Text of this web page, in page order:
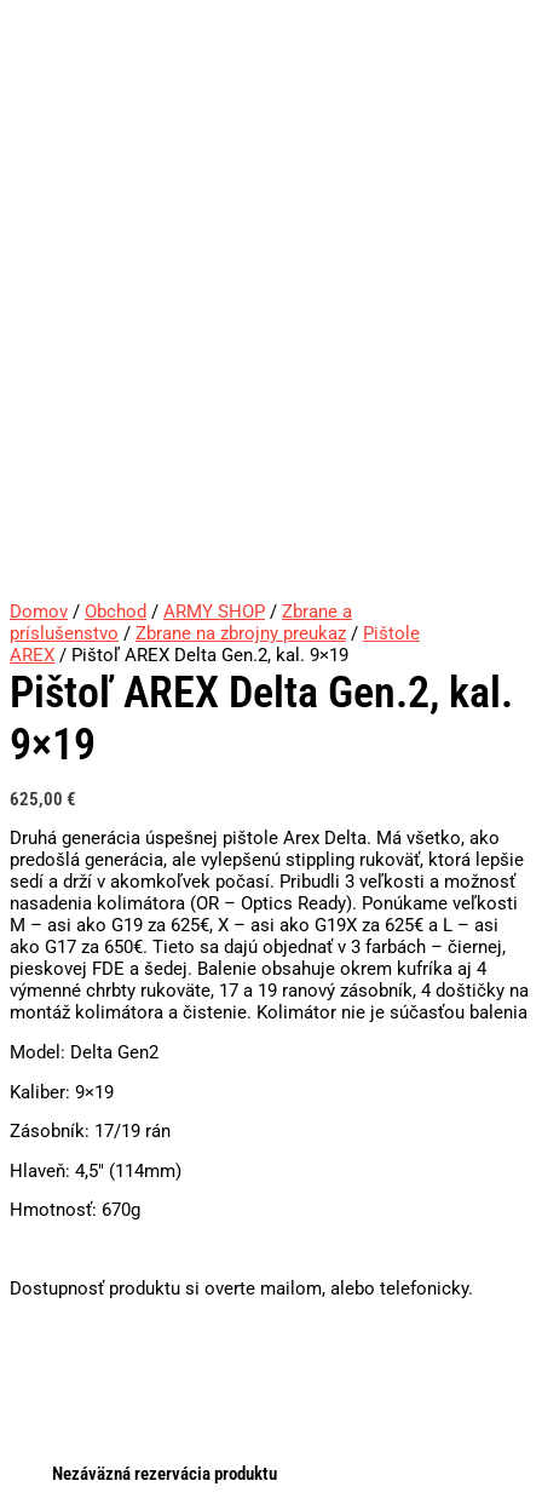
Domov / Obchod / ARMY SHOP / Zbrane a
príslušenstvo / Zbrane na zbrojny preukaz / Pištole
AREX / Pištoľ AREX Delta Gen.2, kal. 9×19
Pištoľ AREX Delta Gen.2, kal.
9×19
625,00 €
Druhá generácia úspešnej pištole Arex Delta. Má všetko, ako
predošlá generácia, ale vylepšenú stippling rukoväť, ktorá lepšie
sedí a drží v akomkoľvek počasí. Pribudli 3 veľkosti a možnosť
nasadenia kolimátora (OR – Optics Ready). Ponúkame veľkosti
M – asi ako G19 za 625€, X – asi ako G19X za 625€ a L – asi
ako G17 za 650€. Tieto sa dajú objednať v 3 farbách – čiernej,
pieskovej FDE a šedej. Balenie obsahuje okrem kufríka aj 4
výmenné chrbty rukoväte, 17 a 19 ranový zásobník, 4 doštičky na
montáž kolimátora a čistenie. Kolimátor nie je súčasťou balenia
Model: Delta Gen2
Kaliber: 9×19
Zásobník: 17/19 rán
Hlaveň: 4,5″ (114mm)
Hmotnosť: 670g
Dostupnosť produktu si overte mailom, alebo telefonicky.
Nezáväzná rezervácia produktu